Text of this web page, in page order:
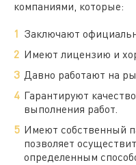
компаниями, которые:
Заключают
Имеют лицензию и
Давно работают на
Гарантируют
выполнения работ.
Имеют собственный
позволяет
определенным